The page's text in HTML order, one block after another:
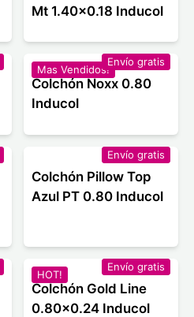
Mt 1.40x0.18 Inducol
Mas Vendidos!
Envío gratis
Colchón Noxx 0.80
Inducol
Envío gratis
Colchón Pillow Top
Azul PT 0.80 Inducol
HOT!
Envío gratis
Colchón Gold Line
0.80x0.24 Inducol